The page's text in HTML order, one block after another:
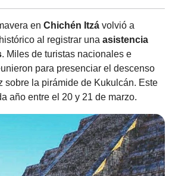
en Chichén Itzá volvió a
al registrar una asistencia
. Miles de turistas nacionales e
para presenciar el descenso
sobre la pirámide de Kukulcán. Este
año entre el 20 y 21 de marzo.